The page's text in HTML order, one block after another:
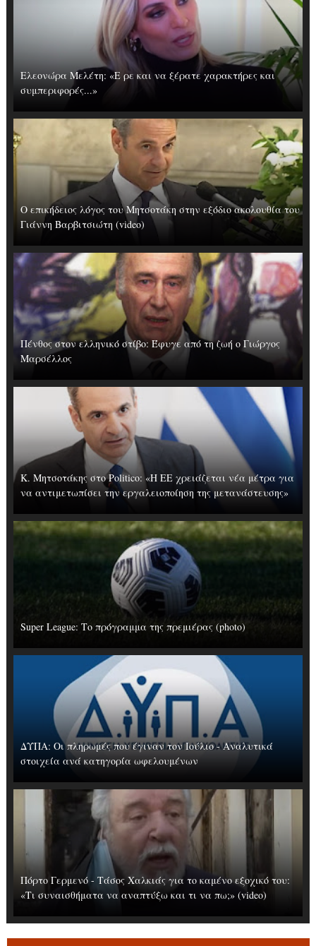
Ελεονώρα Μελέτη: «Ε ρε και να ξέρατε χαρακτήρες και
συμπεριφορές...»
Ο επικήδειος λόγος του Μητσοτάκη στην εξόδιο ακολουθία του
Γιάννη Βαρβιτσιώτη (video)
Πένθος στον ελληνικό στίβο: Έφυγε από τη ζωή ο Γιώργος
Μαρσέλλος
Κ. Μητσοτάκης στο Politico: «Η ΕΕ χρειάζεται νέα μέτρα για
να αντιμετωπίσει την εργαλειοποίηση της μετανάστευσης»
Super League: Το πρόγραμμα της πρεμιέρας (photo)
ΔΥΠΑ: Οι πληρωμές που έγιναν τον Ιούλιο - Αναλυτικά
στοιχεία ανά κατηγορία ωφελουμένων
Πόρτο Γερμενό - Τάσος Χαλκιάς για το καμένο εξοχικό του:
«Τι συναισθήματα να αναπτύξω και τι να πω;» (video)